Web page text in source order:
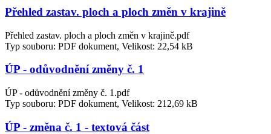
Přehled zastav. ploch a ploch změn v krajině
Přehled zastav. ploch a ploch změn v krajině.pdf
Typ souboru: PDF dokument, Velikost: 22,54 kB
ÚP - odůvodnění změny č. 1
ÚP - odůvodnění změny č. 1.pdf
Typ souboru: PDF dokument, Velikost: 212,69 kB
ÚP - změna č. 1 - textová část